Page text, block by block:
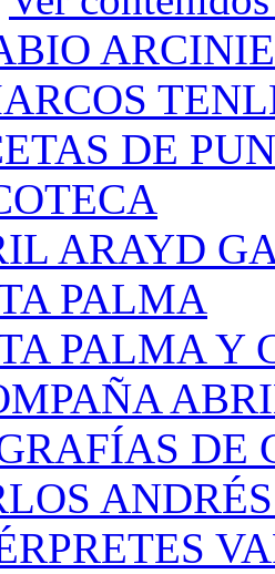
DE
ARAYD
PALMA
PALMA Y
DE